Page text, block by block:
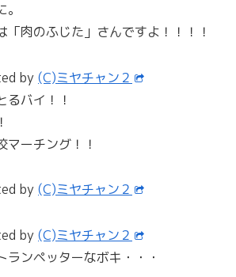
「肉のふじた」さんですよ！！！！
by (C)ミヤチャン２
るバイ！！
マーチング！！
by (C)ミヤチャン２
by (C)ミヤチャン２
ランペッターなボキ・・・